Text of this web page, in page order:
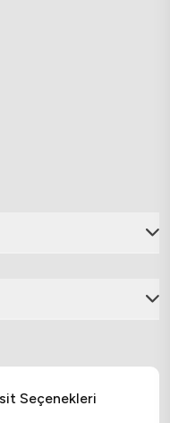
Seçenekleri